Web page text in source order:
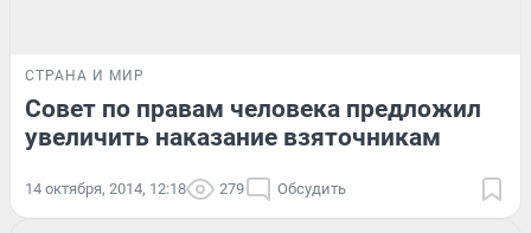
СТРАНА И МИР
Совет по правам человека предложил
увеличить наказание взяточникам
14 октября, 2014, 12:18 279 Обсудить